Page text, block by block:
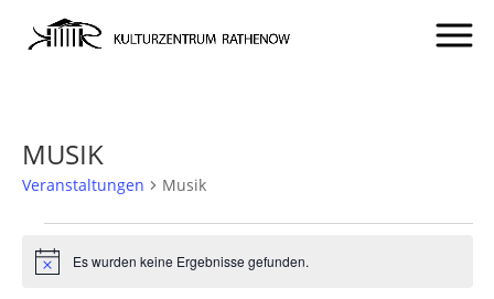
MUSIK
Veranstaltungen Musik
VERANSTALTUNGEN
HinweisEs wurden keine Ergebnisse gefunden.